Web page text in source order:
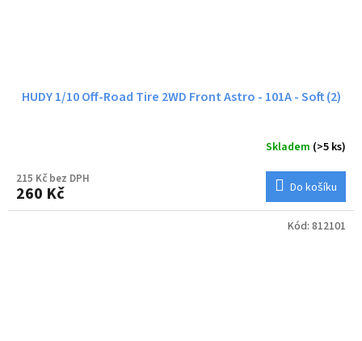
HUDY 1/10 Off-Road Tire 2WD Front Astro - 101A - Soft (2)
Skladem (>5 ks)
215 Kč bez DPH
260 Kč Do košíku
Kód: 812101